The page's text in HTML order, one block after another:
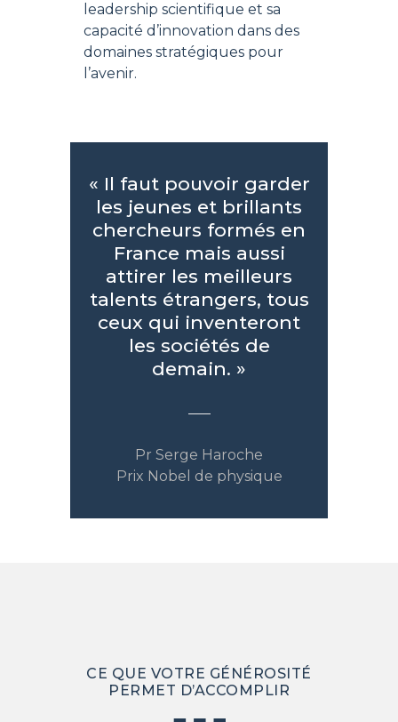
leadership scientifique et sa
capacité d’innovation dans des
domaines stratégiques pour
l’avenir.
« Il faut pouvoir garder
les jeunes et brillants
chercheurs formés en
France mais aussi
attirer les meilleurs
talents étrangers, tous
ceux qui inventeront
les sociétés de
demain. »
Pr Serge Haroche
Prix Nobel de physique
CE QUE VOTRE GÉNÉROSITÉ
PERMET D’ACCOMPLIR